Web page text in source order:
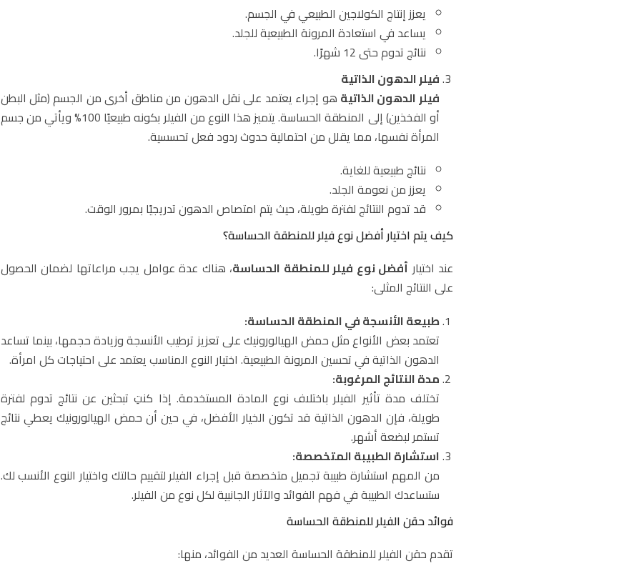
يعزز إنتاج الكولاجين الطبيعي في الجسم.
يساعد في استعادة المرونة الطبيعية للجلد.
نتائج تدوم حتى 12 شهرًا.
فيلر الدهون الذاتية
فيلر الدهون الذاتية هو إجراء يعتمد على نقل الدهون من مناطق أخرى من الجسم (مثل البطن
أو الفخذين) إلى المنطقة الحساسة. يتميز هذا النوع من الفيلر بكونه طبيعيًا 100% ويأتي من جسم
المرأة نفسها، مما يقلل من احتمالية حدوث ردود فعل تحسسية.
نتائج طبيعية للغاية.
يعزز من نعومة الجلد.
قد تدوم النتائج لفترة طويلة، حيث يتم امتصاص الدهون تدريجيًا بمرور الوقت.
كيف يتم اختيار أفضل نوع فيلر للمنطقة الحساسة؟
عند اختيار أفضل نوع فيلر للمنطقة الحساسة، هناك عدة عوامل يجب مراعاتها لضمان الحصول
على النتائج المثلى:
طبيعة الأنسجة في المنطقة الحساسة:
تعتمد بعض الأنواع مثل حمض الهيالورونيك على تعزيز ترطيب الأنسجة وزيادة حجمها، بينما تساعد
الدهون الذاتية في تحسين المرونة الطبيعية. اختيار النوع المناسب يعتمد على احتياجات كل امرأة.
مدة النتائج المرغوبة:
تختلف مدة تأثير الفيلر باختلاف نوع المادة المستخدمة. إذا كنتِ تبحثين عن نتائج تدوم لفترة
طويلة، فإن الدهون الذاتية قد تكون الخيار الأفضل، في حين أن حمض الهيالورونيك يعطي نتائج
تستمر لبضعة أشهر.
استشارة الطبيبة المتخصصة:
من المهم استشارة طبيبة تجميل متخصصة قبل إجراء الفيلر لتقييم حالتك واختيار النوع الأنسب لك.
ستساعدك الطبيبة في فهم الفوائد والآثار الجانبية لكل نوع من الفيلر.
فوائد حقن الفيلر للمنطقة الحساسة
تقدم حقن الفيلر للمنطقة الحساسة العديد من الفوائد، منها: